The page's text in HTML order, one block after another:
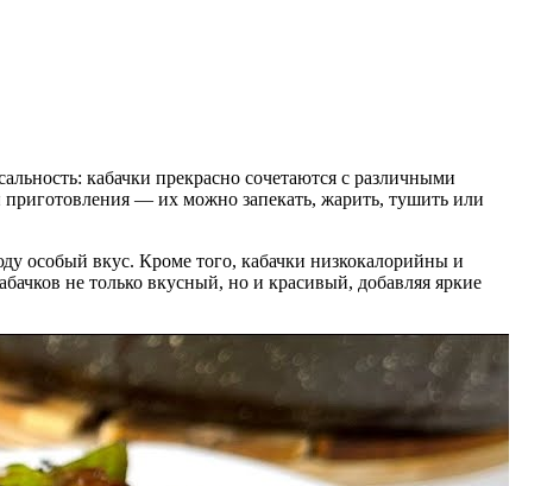
кабачки прекрасно сочетаются с различными
— их можно запекать, жарить, тушить или
особый вкус. Кроме того, кабачки низкокалорийны и
не только вкусный, но и красивый, добавляя яркие